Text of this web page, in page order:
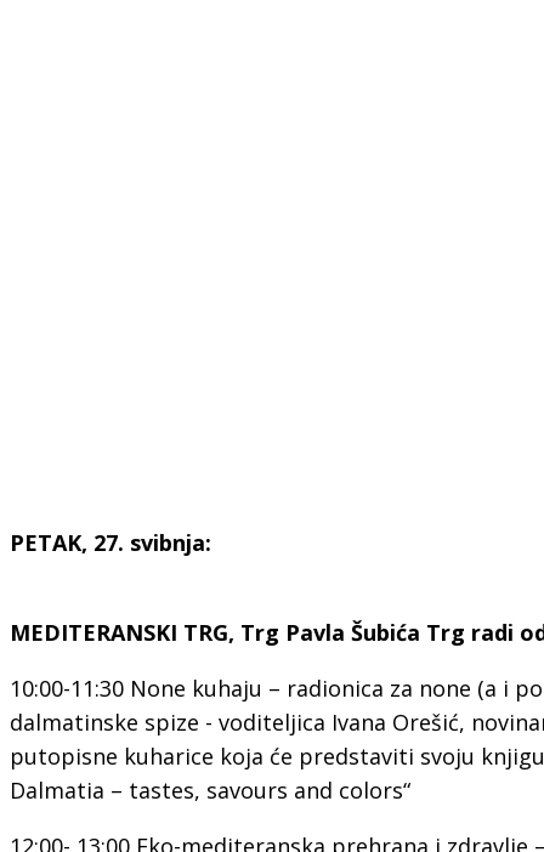
PETAK, 27. svibnja:
MEDITERANSKI TRG, Trg Pavla Šubića Trg radi
10:00-11:30 None kuhaju – radionica za none (a i
dalmatinske spize - voditeljica Ivana Orešić,
putopisne kuharice koja će predstaviti svoju
Dalmatia – tastes, savours and colors“
12:00- 13:00 Eko-mediteranska prehrana i zdravlje